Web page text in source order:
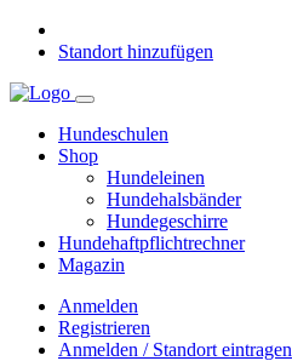
Standort hinzufügen
Hundeschulen
Shop
Hundeleinen
Hundehalsbänder
Hundegeschirre
Hundehaftpflichtrechner
Magazin
Anmelden
Registrieren
Anmelden / Standort eintragen